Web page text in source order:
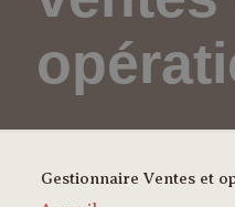
Gestionnaire Ventes et